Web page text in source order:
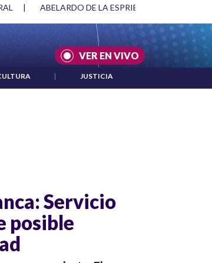
| ABELARDO DE LA ESPRIELLA Y DMG
VER EN VIVO
| JUSTICIA
Servicio
posible